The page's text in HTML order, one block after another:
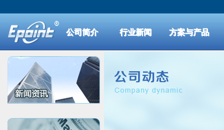
公司简介 行业新闻 方案与产品